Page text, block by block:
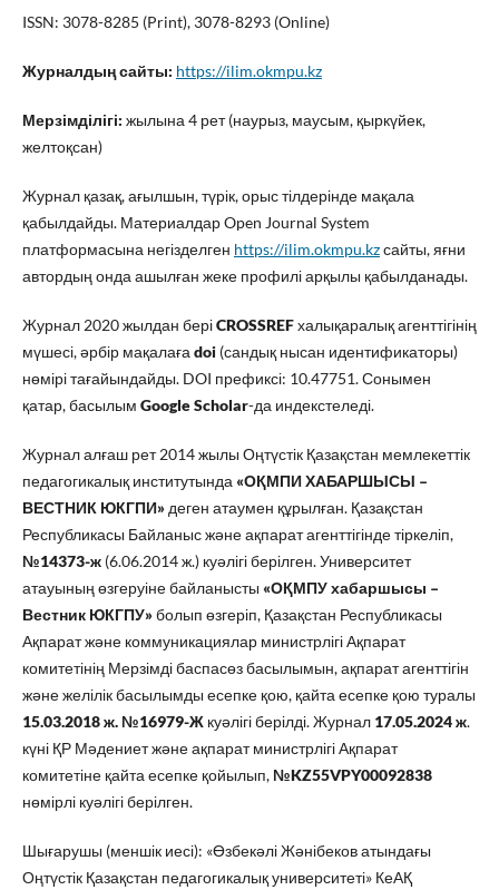
ISSN: 3078-8285 (Print), 3078-8293 (Online)
Журналдың сайты: https://ilim.okmpu.kz
Мерзімділігі: жылына 4 рет (наурыз, маусым, қыркүйек,
желтоқсан)
Журнал қазақ, ағылшын, түрік, орыс тілдерінде мақала
қабылдайды. Материалдар Open Journal System
платформасына негізделген https://ilim.okmpu.kzсайты, яғни
автордың онда ашылған жеке профилі арқылы қабылданады.
Журнал 2020 жылдан беріCROSSREFхалықаралық агенттігінің
мүшесі, әрбір мақалаға doi (сандық нысан идентификаторы)
нөмірі тағайындайды. DOI префиксі: 10.47751. Сонымен
қатар, басылым Google Scholar-да индекстеледі.
Журнал алғаш рет 2014 жылы Оңтүстік Қазақстан мемлекеттік
педагогикалық институтында «ОҚМПИ ХАБАРШЫСЫ –
ВЕСТНИК ЮКГПИ»деген атаумен құрылған. Қазақстан
Республикасы Байланыс және ақпарат агенттігінде тіркеліп,
№14373-ж(6.06.2014 ж.) куәлігі берілген. Университет
атауының өзгеруіне байланысты «ОҚМПУ хабаршысы –
Вестник ЮКГПУ»болып өзгеріп, Қазақстан Республикасы
Ақпарат және коммуникациялар министрлігі Ақпарат
комитетінің Мерзімді баспасөз басылымын, ақпарат агенттігін
және желілік басылымды есепке қою, қайта есепке қою туралы
15.03.2018 ж. №16979-Ж куәлігі берілді. Журнал 17.05.2024 ж.
күні ҚР Мәдениет және ақпарат министрлігі Ақпарат
комитетіне қайта есепке қойылып, №KZ55VPY00092838
нөмірлі куәлігі берілген.
Шығарушы (меншік иесі): «Өзбекәлі Жәнібеков атындағы
Оңтүстік Қазақстан педагогикалық университеті» КеАҚ